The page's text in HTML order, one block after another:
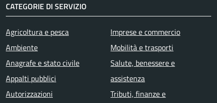
CATEGORIE DI SERVIZIO
Agricoltura e pesca
Ambiente
Anagrafe e stato civile
Appalti pubblici
Autorizzazioni
Imprese e commercio
Mobilità e trasporti
Salute, benessere e
assistenza
Tributi, finanze e